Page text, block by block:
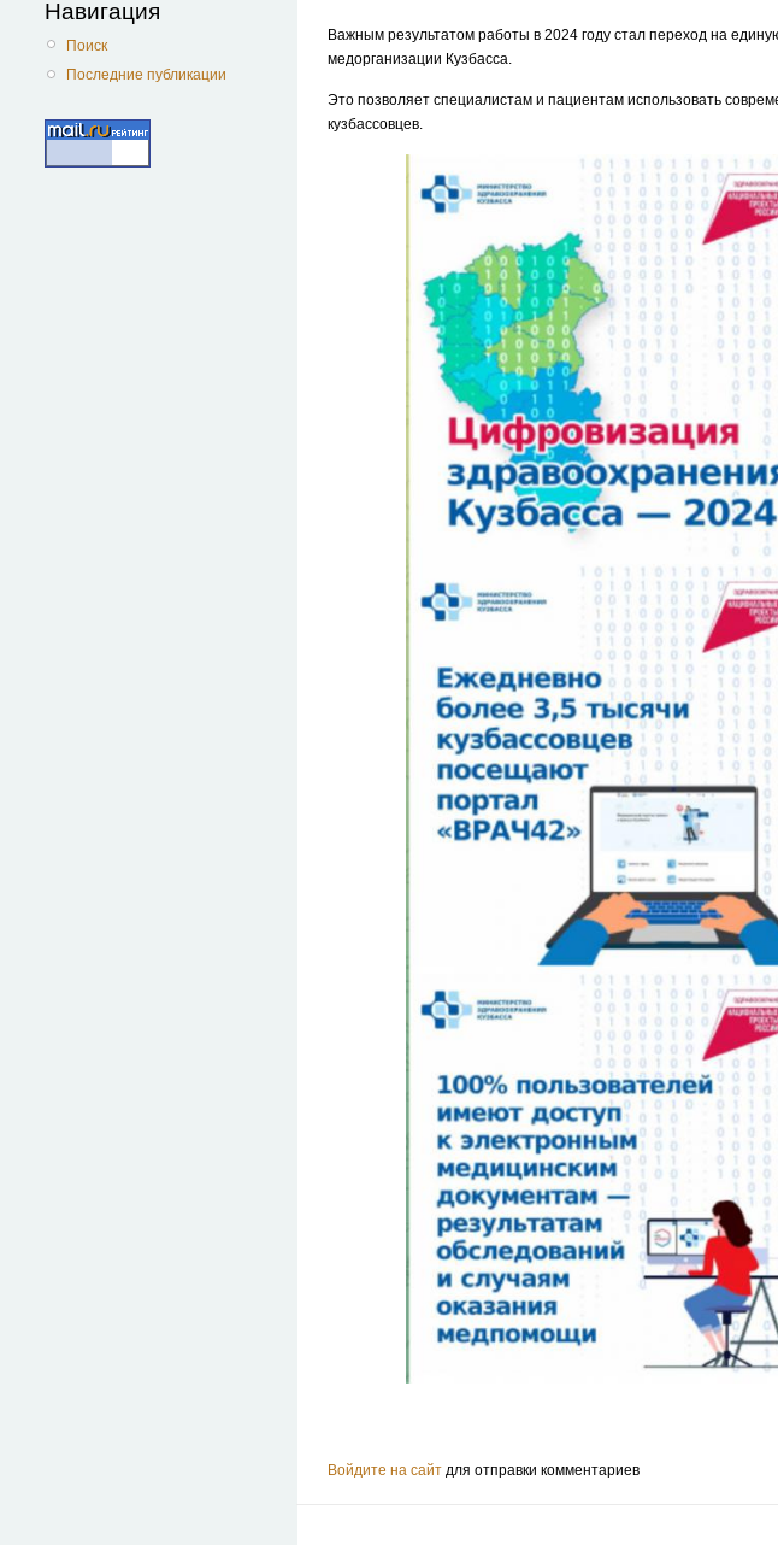
Навигация
Поиск
Последние публикации
Важным результатом работы в 2024 году стал переход на
медорганизации Кузбасса.
Это позволяет специалистам и пациентам использовать
кузбассовцев.
Войдите на сайт для отправки комментариев